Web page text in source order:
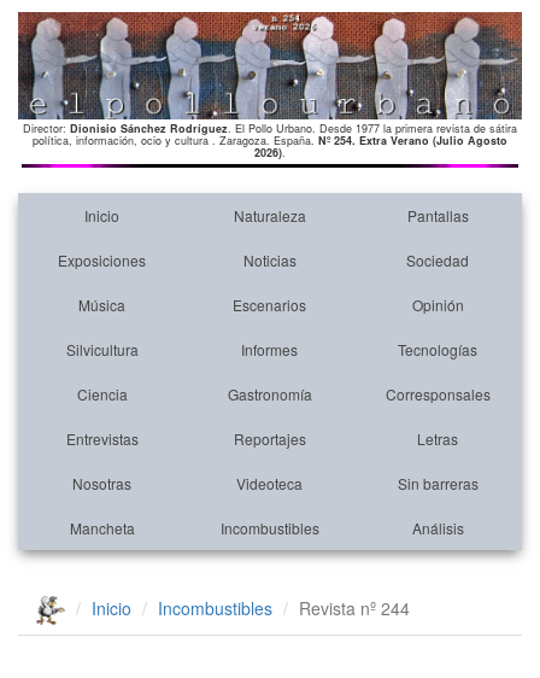
Director: Dionisio Sánchez Rodríguez. El Pollo Urbano. Desde 1977 la primera revista de sátira
política, información, ocio y cultura . Zaragoza. España. Nº 254. Extra Verano (Julio Agosto
2026).
Inicio Naturaleza Pantallas
Exposiciones Noticias Sociedad
Música Escenarios Opinión
Silvicultura Informes Tecnologías
Ciencia Gastronomía Corresponsales
Entrevistas Reportajes Letras
Nosotras Videoteca Sin barreras
Mancheta Incombustibles Análisis
Inicio Incombustibles Revista nº 244